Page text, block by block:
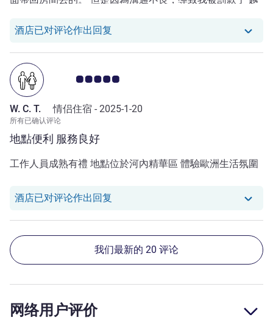
酒店已对评论作出回复 我们酒店已对 Jc 的评论作出回复
地點便利 服務良好
客户意见评级 5.0/5
W. C. T. 情侣住宿 - 2025-1-20
所有已确认评论
工作人員成熟有禮 地點位於河內精華區 體驗歐洲生活氛圍
酒店已对评论作出回复 我们酒店已对 W. C. T. 的评论作出回
我们最新的 20 评论
网络用户评价